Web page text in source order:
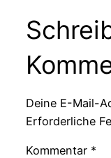
Deine E-Mail-
Erforderliche
Kommentar *